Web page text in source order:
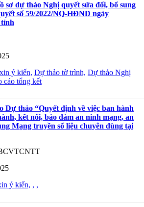
sơ dự thảo Nghị quyết sửa đổi, bổ sung
số 59/2022/NQ-HĐND ngày
tỉnh
ý kiến, Dự thảo tờ trình, Dự thảo Nghị
cáo tổng kết
Dự thảo “Quyết định về việc ban hành
kết nối, bảo đảm an ninh mạng, an
Mạng truyền số liệu chuyên dùng tại
ý kiến, , ,